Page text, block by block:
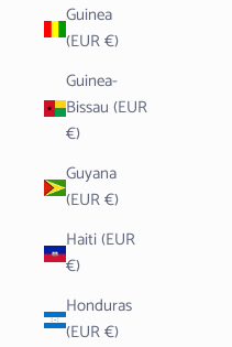
Guinea
(EUR €)
Guinea-
Bissau (EUR
€)
Guyana
(EUR €)
Haiti (EUR
€)
Honduras
(EUR €)